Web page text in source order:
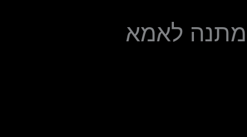
מתנה לאמא